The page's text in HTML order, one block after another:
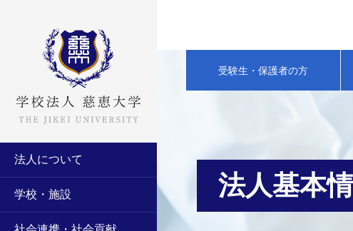
法人について
学校・施設
受験生・保護者の方
法人基本